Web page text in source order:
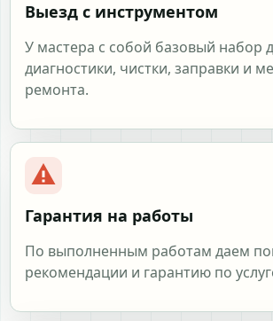
Выезд с инструментом
У мастера с собой базовый набор
диагностики, чистки, заправки и
ремонта.
Гарантия на работы
По выполненным работам даем
рекомендации и гарантию по